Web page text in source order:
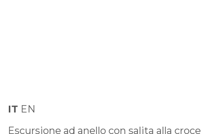
IT EN
Escursione ad anello con salita alla croce